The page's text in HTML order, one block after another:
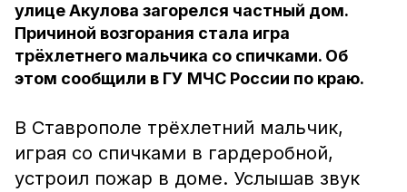
улице Акулова загорелся частный дом.
Причиной возгорания стала игра
трёхлетнего мальчика со спичками. Об
этом сообщили в ГУ МЧС России по краю.
В Ставрополе трёхлетний мальчик,
играя со спичками в гардеробной,
устроил пожар в доме. Услышав звук